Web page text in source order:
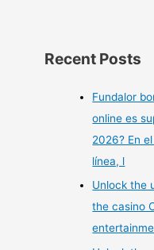
Recent Posts
Fundalor
online es
2026? En
línea, l
Unlock the
the casino